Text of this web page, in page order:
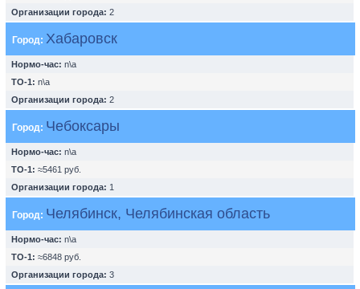
Организации города: 2
Город: Хабаровск
Нормо-час: n\a
ТО-1: n\a
Организации города: 2
Город: Чебоксары
Нормо-час: n\a
ТО-1: ≈5461 руб.
Организации города: 1
Город: Челябинск, Челябинская область
Нормо-час: n\a
ТО-1: ≈6848 руб.
Организации города: 3